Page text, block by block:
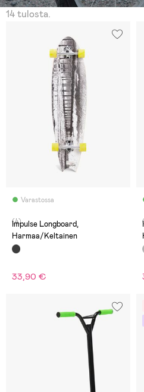
14 tulosta.
Varastossa
(4)
Impulse Longboard,
Harmaa/Keltainen
33,90 €